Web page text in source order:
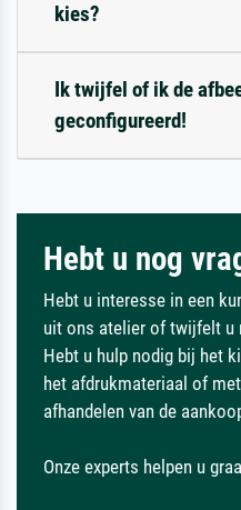
kies?
Ik twijfel of ik de
geconfigureerd!
Hebt u nog
Hebt u interesse in een
uit ons atelier of twijfelt u
Hebt u hulp nodig bij het
het afdrukmateriaal of
afhandelen van de
Onze experts helpen u